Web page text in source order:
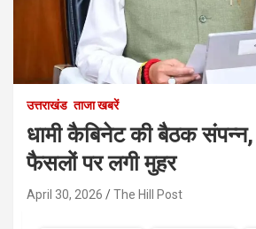
उत्तराखंड ताजा खबरें
धामी कैबिनेट की बैठक
फैसलों पर लगी मुहर
April 30, 2026 The Hill Post